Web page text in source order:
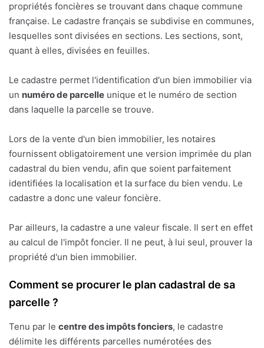
propriétés foncières se trouvant dans chaque commune
française. Le cadastre français se subdivise en communes,
lesquelles sont divisées en sections. Les sections, sont,
quant à elles, divisées en feuilles.
Le cadastre permet l'identification d'un bien immobilier via
un numéro de parcelle unique et le numéro de section
dans laquelle la parcelle se trouve.
Lors de la vente d'un bien immobilier, les notaires
fournissent obligatoirement une version imprimée du plan
cadastral du bien vendu, afin que soient parfaitement
identifiées la localisation et la surface du bien vendu. Le
cadastre a donc une valeur foncière.
Par ailleurs, la cadastre a une valeur fiscale. Il sert en effet
au calcul de l'impôt foncier. Il ne peut, à lui seul, prouver la
propriété d'un bien immobilier.
Comment se procurer le plan cadastral de sa
parcelle ?
Tenu par le centre des impôts fonciers, le cadastre
délimite les différents parcelles numérotées des